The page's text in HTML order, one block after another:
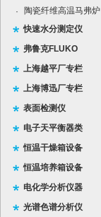
·
陶瓷纤维高温马弗炉
快速水分测定仪
弗鲁克FLUKO
上海越平厂专栏
上海博迅厂专栏
表面检测仪
电子天平衡器类
恒温干燥箱设备
恒温培养箱设备
电化学分析仪器
光谱色谱分析仪